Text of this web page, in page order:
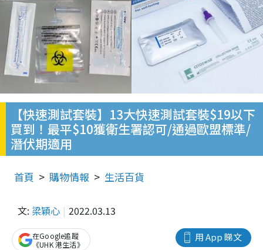
【快速測試套裝】13大快速測試套裝$19以下
買到！最平$10獲衛生署認可/通過歐盟標準/
潛伏期適用
首頁 購物情報 生活百貨
文: 梁穎心 2022.03.13
用 App 睇文
在Google追蹤
《UHK 港生活》